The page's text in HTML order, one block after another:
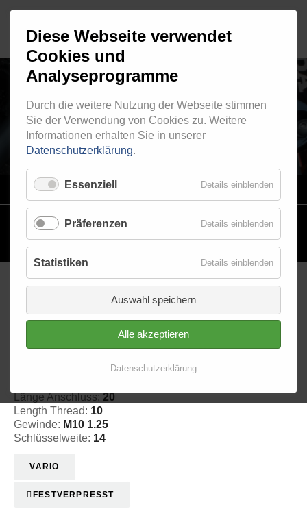
INNENGEWINDE - FEST 720
VARIO
STAHLFLEX-LEITUNGSKITS FÜR MOTORRÄDER
EINZELLEITUNGENNACH MASS
Innengewinde - fest 720
Länge Anschluss: 20
Length Thread: 10
Gewinde: M10 1.25
Schlüsselweite: 14
VARIO
FESTVERPRESST
Diese Webseite verwendet
Cookies und
Analyseprogramme
Durch die weitere Nutzung der Webseite stimmen
Sie der Verwendung von Cookies zu. Weitere
Informationen erhalten Sie in unserer
Datenschutzerklärung.
Essenziell Details einblenden
Präferenzen Details einblenden
Statistiken Details einblenden
Auswahl speichern
Alle akzeptieren
Datenschutzerklärung